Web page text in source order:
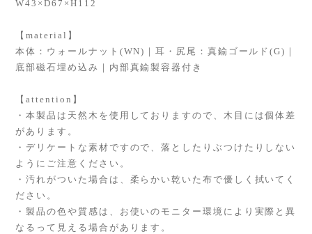
W43×D67×H112
【material】
本体：ウォールナット(WN)｜耳・尻尾：真鍮ゴールド(G)｜
底部磁石埋め込み｜内部真鍮製容器付き
【attention】
・本製品は天然木を使用しておりますので、木目には個体差
があります。
・デリケートな素材ですので、落としたりぶつけたりしない
ようにご注意ください。
・汚れがついた場合は、柔らかい乾いた布で優しく拭いてく
ださい。
・製品の色や質感は、お使いのモニター環境により実際と異
なるって見える場合があります。